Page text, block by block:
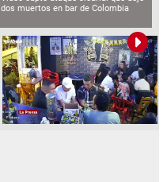
dos muertos en bar de Colombia